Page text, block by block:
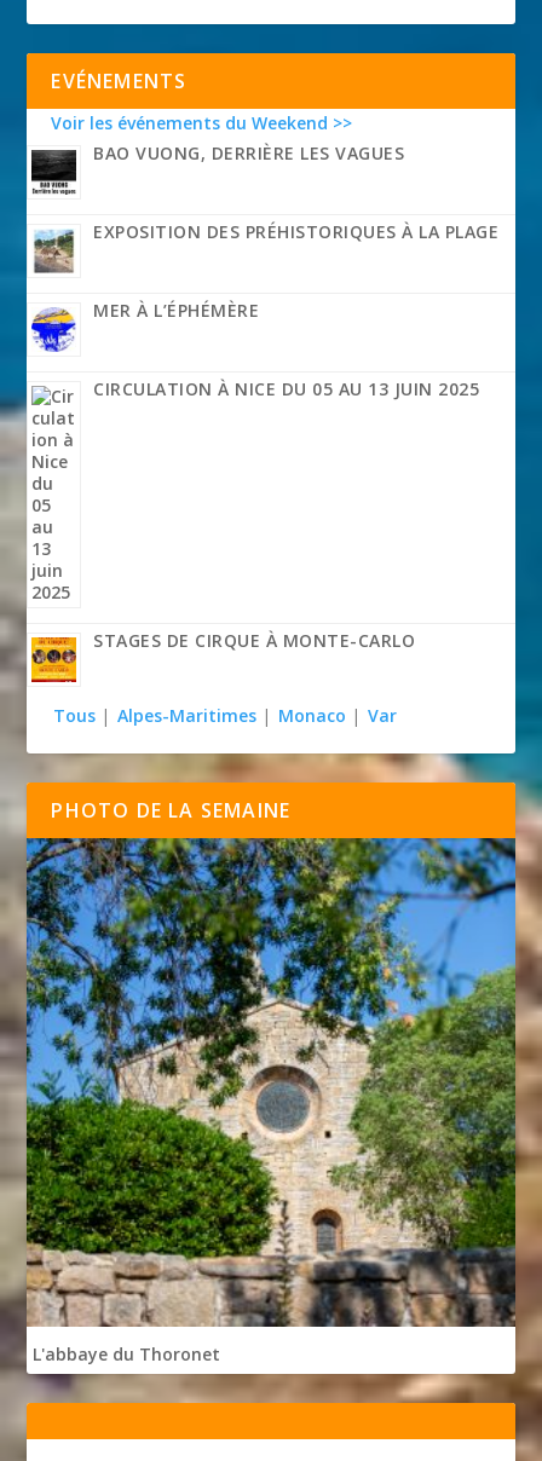
EVÉNEMENTS
Voir les événements du Weekend >>
BAO VUONG, DERRIÈRE LES VAGUES
EXPOSITION DES PRÉHISTORIQUES À LA PLAGE
MER À L’ÉPHÉMÈRE
CIRCULATION À NICE DU 05 AU 13 JUIN 2025
STAGES DE CIRQUE À MONTE-CARLO
Tous | Alpes-Maritimes | Monaco | Var
PHOTO DE LA SEMAINE
L'abbaye du Thoronet